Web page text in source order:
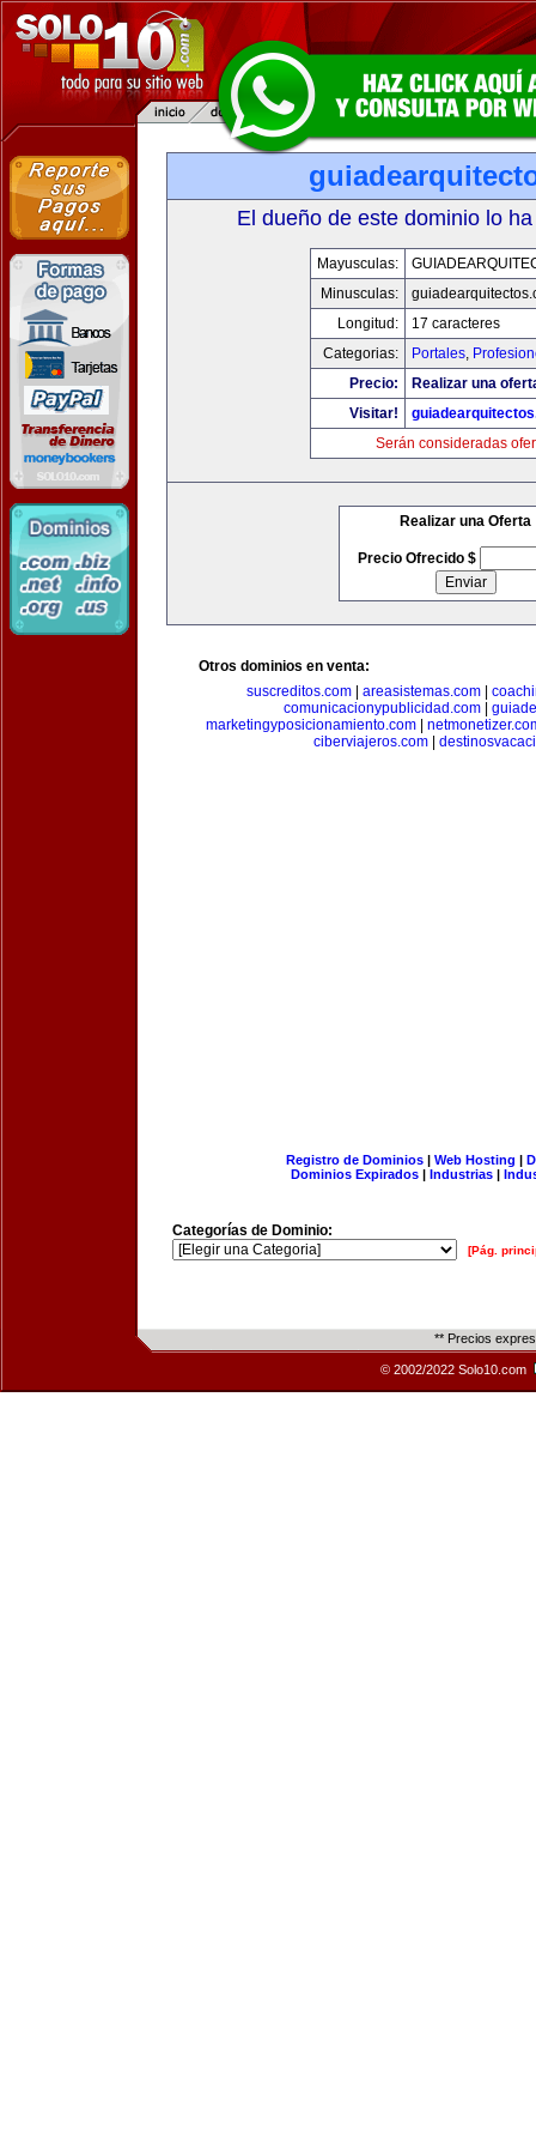
El dueño de este dominio lo
Mayusculas:
Minusculas:
Longitud:
17 caracteres
Categorias:
Portales,
Precio:
Realizar una
Visitar!
Serán consideradas
Realizar una Oferta
Precio Ofrecido $
Otros dominios en venta:
suscreditos.com
areasistemas.com
comunicacionypublicidad.com
marketingyposicionamiento.com|
ciberviajeros.com|
Registro de Dominios| Web Hosting |
Dominios Expirados | Industrias |
Categorías de Dominio:
[Pág.
** Precios
© 2002/2022 Solo10.com